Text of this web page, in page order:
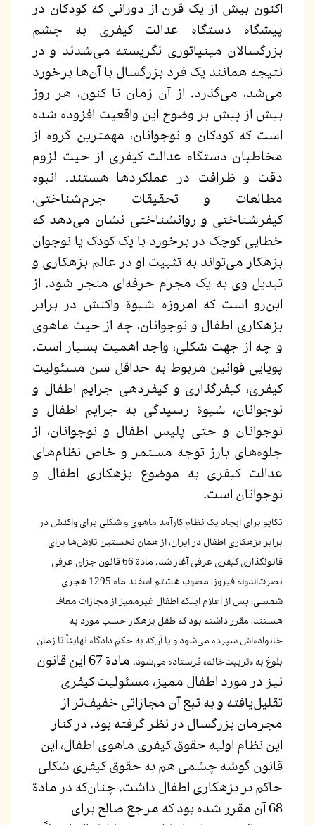
اکنون بیش از یک قرن از دورانی که کودکان در
پیشگاه دستگاه عدالت کیفری به چشم
بزرگسالان مینیاتوری نگریسته می‌شدند و در
نتیجه همانند یک فرد بزرگسال با آن‌ها برخورد
می‌شد، می‌گذرد. از آن زمان تا کنون، هر روز
بیش از پیش بر وضوح این واقعیت افزوده شده
است که کودکان و نوجوانان، مهمترین گروه از
مخاطبان دستگاه عدالت کیفری از حیث لزوم
دقت و ظرافت در عملکردها هستند. انبوه
مطالعات و تحقیقات جرم‌شناختی،
کیفرشناختی و روانشناختی نشان می‌دهد که
خطایی کوچک در برخورد با یک کودک یا نوجوان
بزهکار می‌تواند به تثبیت او در عالم بزهکاری و
تبدیل وی به یک مجرم حرفه‌ای منجر شود. از
این‌رو است که امروزه شیوة واکنش در برابر
بزهکاری اطفال و نوجوانان، چه از حیث ماهوی
و چه از جهت شکلی، واجد اهمیت بسیار است.
پویایی قوانین مربوط به حداقل سن مسئولیت
کیفری، کیفرگذاری و کیفردهی جرایم اطفال و
نوجوانان، شیوة رسیدگی به جرایم اطفال و
نوجوانان و حتی پلیس اطفال و نوجوانان، از
جلوه‌های بارز توجه مستمر و خاص نظام‌های
عدالت کیفری به موضوع بزهکاری اطفال و
نوجوانان است.
تکاپو برای ایجاد یک نظام کارآمد ماهوی و شکلی برای واکنش در
برابر بزهکاری اطفال در ایران، از همان نخستین تلاش‌ها برای
قانونگذاری کیفری عرفی آغاز شد. مادة 66 قانون جزای عرفی
نصرت‌الدوله فیروز، مصوب هشتم اسفند ماه 1295 هجری
شمسی، پس از اعلام اینکه اطفال غیرممیز از مجازات معاف
هستند، مقرر داشته بود که طفل بزهکار حسب مورد به
خانواده‌اش سپرده می‌شود و یا آن‌که به حکم دادگاه نهایتاً تا زمان
بلوغ به «تربیت‌خانه» فرستاده می‌شود.
مادة 67 این قانون
نیز در مورد اطفال ممیز، مسئولیت کیفری
تقلیل‌یافته و به تبع آن مجازاتی خفیف‌تر از
مجرمان بزرگسال در نظر گرفته بود. در کنار
این نظام اولیه حقوق کیفری ماهوی اطفال، این
قانون گوشه چشمی هم به حقوق کیفری شکلی
حاکم بر بزهکاری اطفال داشت. چنان‌که در مادة
68 آن مقرر شده بود که مرجع صالح برای